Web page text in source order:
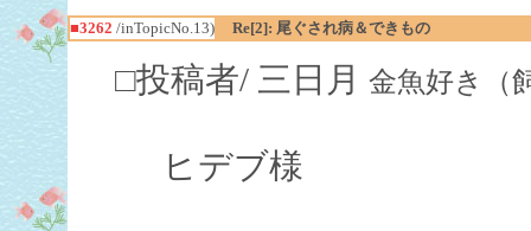
■3262 /inTopicNo.13) Re[2]: 尾ぐされ病＆できもの
□投稿者/ 三日月 金魚好き（
ヒデブ様